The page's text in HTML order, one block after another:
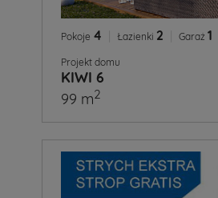
Pokoje 4 Łazienki 2 Garaż 1
Projekt domu
KIWI 6
99 m2